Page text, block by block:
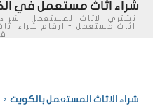
شراء اثاث مستعمل في
نشتري الاثاث المستعمل -
اثاث مستعمل - ارقام شراء
شراء الاثاث المستعمل بالكويت